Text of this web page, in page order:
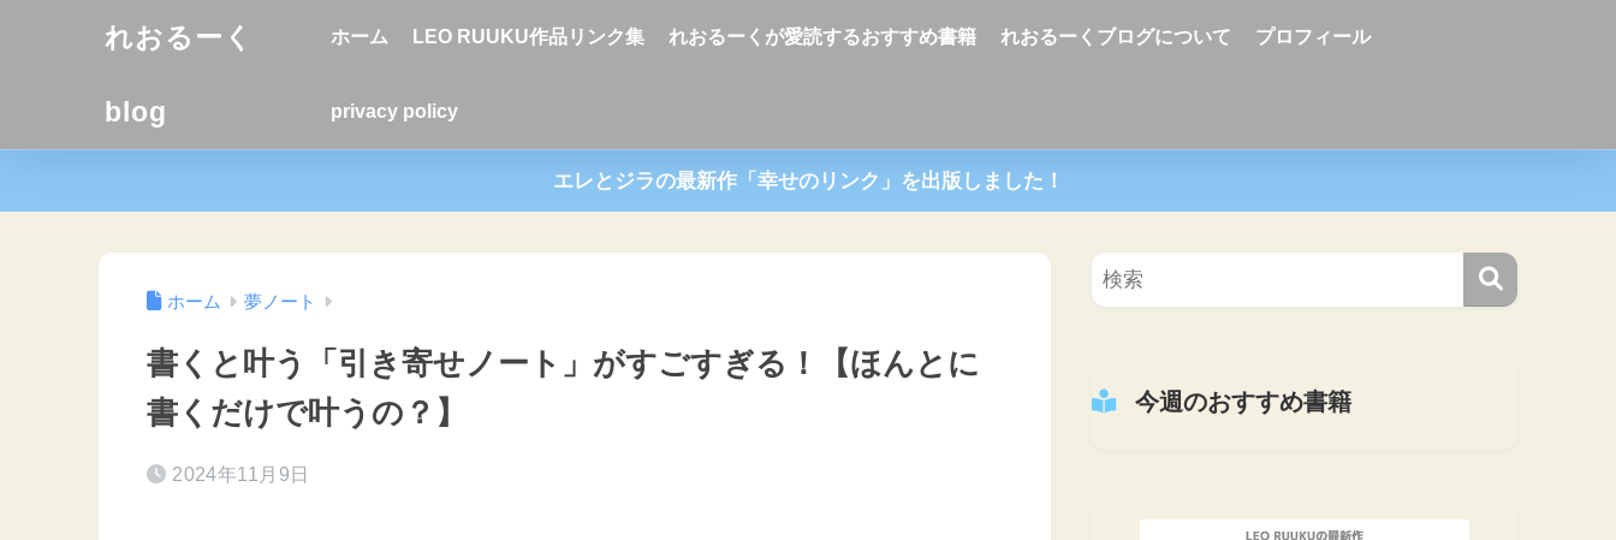
れおるーく
blog
ホーム LEO RUUKU作品リンク集 れおるーくが愛読するおすすめ書籍 れおるーくブログについて プロフィール
privacy policy
エレとジラの最新作「幸せのリンク」を出版しました！
ホーム 夢ノート
書くと叶う「引き寄せノート」がすごすぎる！【ほんとに
書くだけで叶うの？】
2024年11月9日
今週のおすすめ書籍